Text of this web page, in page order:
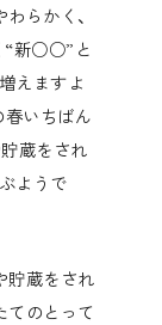
らかく、
“新○○”と
えますよ
いちばん
蔵をされ
ようで
貯蔵をされ
てのとって